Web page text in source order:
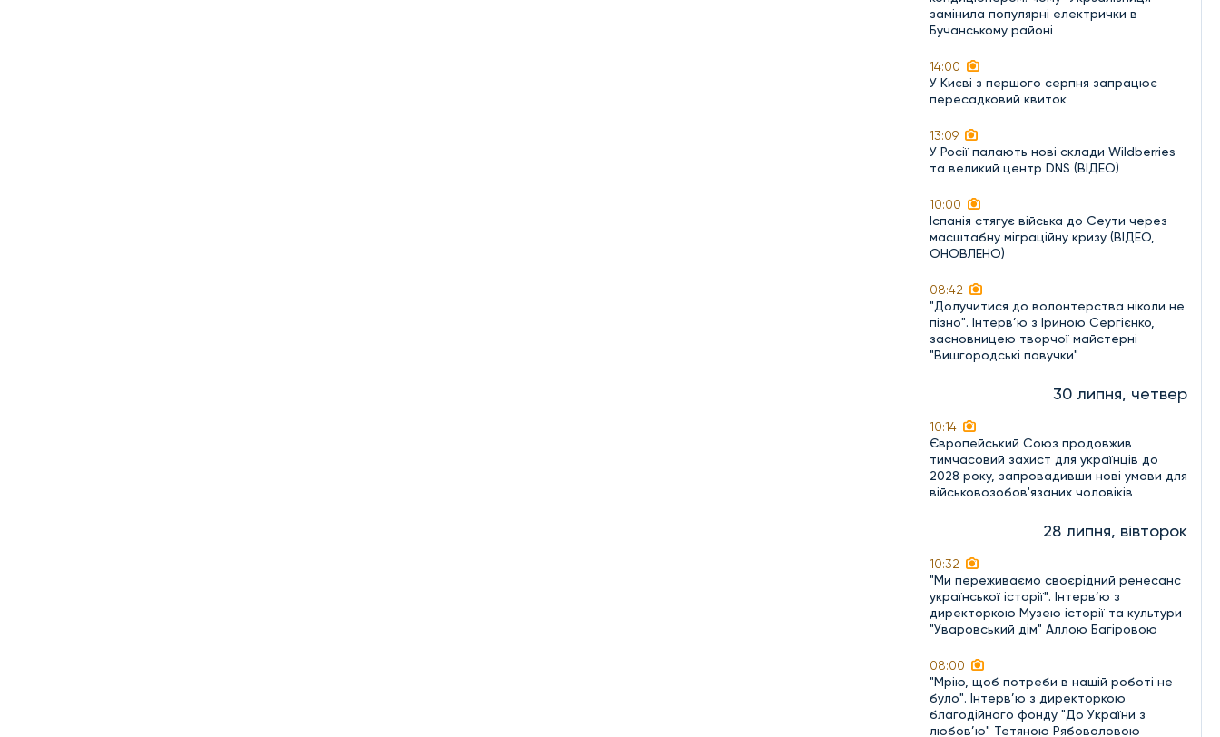
замінила популярні електрички в
Бучанському районі
14:00
У Києві з першого серпня запрацює
пересадковий квиток
13:09
У Росії палають нові склади Wildberries
та великий центр DNS (ВІДЕО)
10:00
Іспанія стягує війська до Сеути через
масштабну міграційну кризу (ВІДЕО,
ОНОВЛЕНО)
08:42
"Долучитися до волонтерства ніколи не
пізно". Інтерв’ю з Іриною Сергієнко,
засновницею творчої майстерні
"Вишгородські павучки"
30 липня, четвер
10:14
Європейський Союз продовжив
тимчасовий захист для українців до
2028 року, запровадивши нові умови для
військовозобов'язаних чоловіків
28 липня, вівторок
10:32
"Ми переживаємо своєрідний ренесанс
української історії". Інтерв’ю з
директоркою Музею історії та культури
"Уваровський дім" Аллою Багіровою
08:00
"Мрію, щоб потреби в нашій роботі не
було". Інтерв’ю з директоркою
благодійного фонду "До України з
любов’ю" Тетяною Рябоволовою